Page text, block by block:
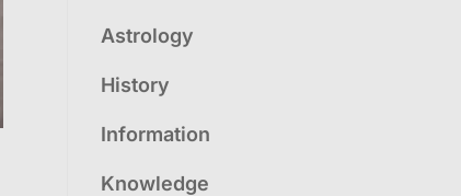
Astrology
History
Information
Knowledge